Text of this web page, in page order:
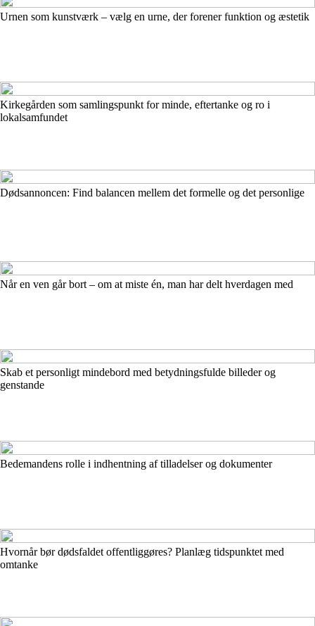
Urnen som kunstværk – vælg en urne, der forener funktion og æstetik
Kirkegården som samlingspunkt for minde, eftertanke og ro i
lokalsamfundet
Dødsannoncen: Find balancen mellem det formelle og det personlige
Når en ven går bort – om at miste én, man har delt hverdagen med
Skab et personligt mindebord med betydningsfulde billeder og
genstande
Bedemandens rolle i indhentning af tilladelser og dokumenter
Hvornår bør dødsfaldet offentliggøres? Planlæg tidspunktet med
omtanke